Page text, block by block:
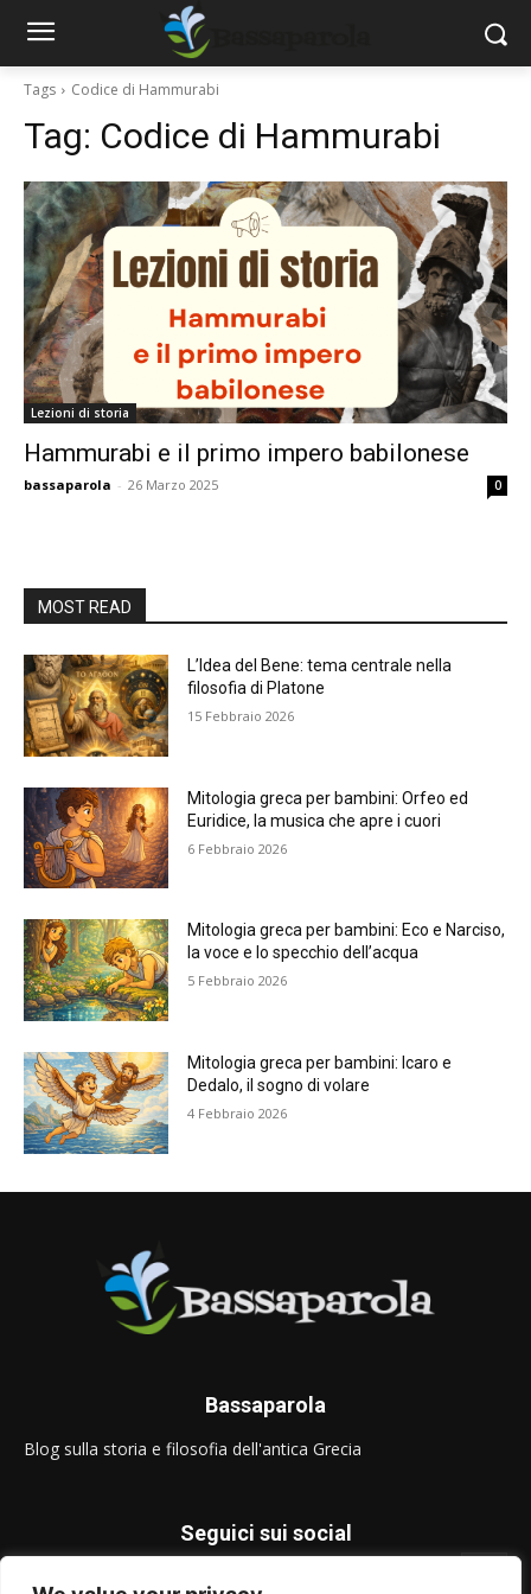
Tags Codice di Hammurabi
Tag: Codice di Hammurabi
Lezioni di storia
Hammurabi e il primo impero babilonese
bassaparola - 26 Marzo 2025 0
MOST READ
L’Idea del Bene: tema centrale nella
filosofia di Platone
15 Febbraio 2026
Mitologia greca per bambini: Orfeo ed
Euridice, la musica che apre i cuori
6 Febbraio 2026
Mitologia greca per bambini: Eco e Narciso,
la voce e lo specchio dell’acqua
5 Febbraio 2026
Mitologia greca per bambini: Icaro e
Dedalo, il sogno di volare
4 Febbraio 2026
Bassaparola
Blog sulla storia e filosofia dell'antica Grecia
Seguici sui social